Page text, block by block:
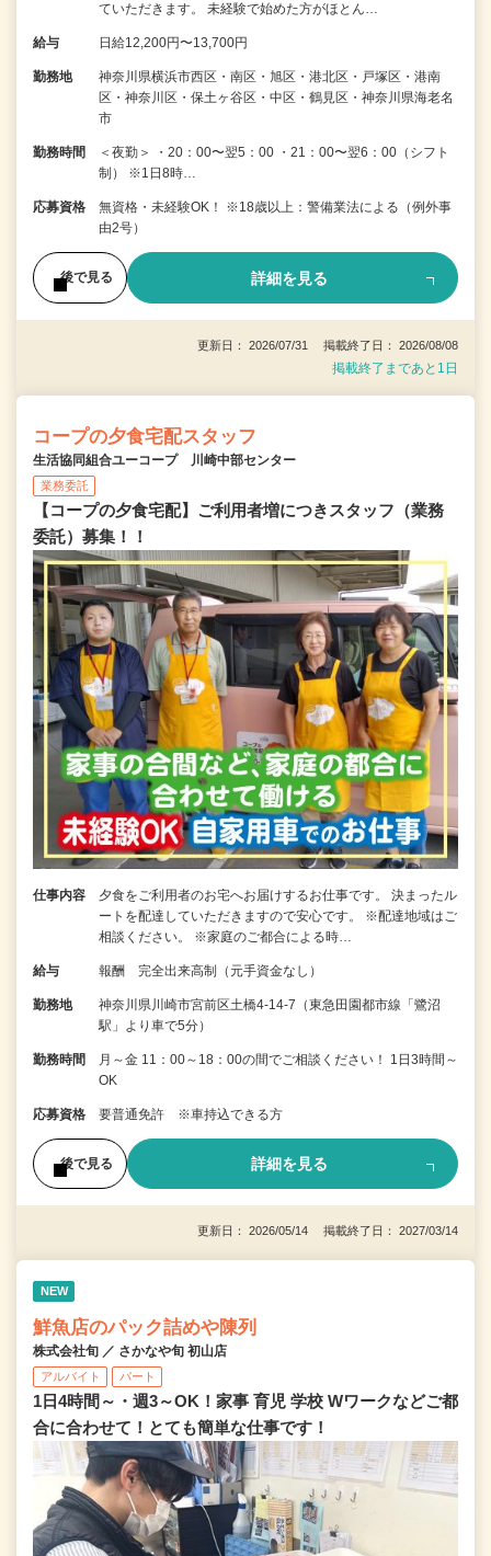
ていただきます。 未経験で始めた方がほとん…
給与 日給12,200円〜13,700円
勤務地
神奈川県横浜市西区・南区・旭区・港北区・戸塚区・港南
区・神奈川区・保土ヶ谷区・中区・鶴見区・神奈川県海老名
市
勤務時間
＜夜勤＞ ・20：00〜翌5：00 ・21：00〜翌6：00（シフト
制） ※1日8時…
応募資格
無資格・未経験OK！ ※18歳以上：警備業法による（例外事
由2号）
後で見る 詳細を見る
更新日： 2026/07/31 掲載終了日： 2026/08/08
掲載終了まであと1日
コープの夕食宅配スタッフ
生活協同組合ユーコープ 川崎中部センター
業務委託
【コープの夕食宅配】ご利用者増につきスタッフ（業務
委託）募集！！
仕事内容
夕食をご利用者のお宅へお届けするお仕事です。 決まったル
ートを配達していただきますので安心です。 ※配達地域はご
相談ください。 ※家庭のご都合による時…
給与 報酬 完全出来高制（元手資金なし）
勤務地
神奈川県川崎市宮前区土橋4-14-7（東急田園都市線「鷺沼
駅」より車で5分）
勤務時間
月～金 11：00～18：00の間でご相談ください！ 1日3時間～
OK
応募資格 要普通免許 ※車持込できる方
後で見る 詳細を見る
更新日： 2026/05/14 掲載終了日： 2027/03/14
NEW
鮮魚店のパック詰めや陳列
株式会社旬 ／ さかなや旬 初山店
アルバイト パート
1日4時間～・週3～OK！家事 育児 学校 Wワークなどご都
合に合わせて！とても簡単な仕事です！